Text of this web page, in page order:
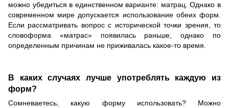
можно убедиться в единственном варианте: матрац. Однако в
современном мире допускается использование обеих форм.
Если рассматривать вопрос с исторической точки зрения, то
словоформа «матрас» появилась раньше, однако по
определенным причинам не приживалась какое-то время.
В каких случаях лучше употреблять каждую из
форм?
Сомневаетесь, какую форму использовать? Можно